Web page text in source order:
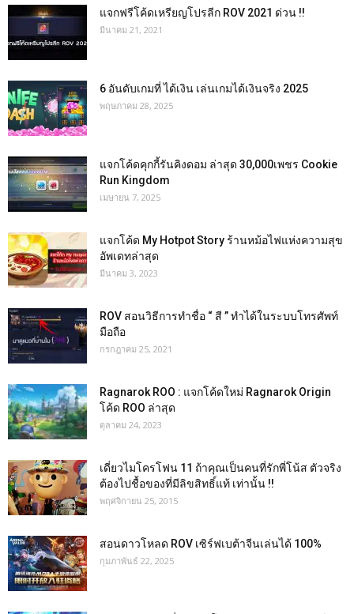
แจกฟรีโค้ดเหรียญโปรลีก ROV 2021 ด่วน !!
มีนาคม 21, 2021
6 อันดับเกมที่ ได้เงิน เล่นเกมได้เงินจริง 2025
พฤษภาคม 28, 2025
แจกโค้ดคุกกี้รันคิงดอม ล่าสุด 30,000เพชร Cookie
Run Kingdom
เมษายน 7, 2025
แจกโค้ด My Hotpot Story ร้านหม้อไฟแห่งความสุข
อัพเดทล่าสุด
มีนาคม 3, 2023
ROV สอนวิธีการทำชื่อ “ สี ” ทำได้ในระบบโทรศัพท์
มือถือ
กรกฎาคม 25, 2021
Ragnarok ROO : แจกโค้ดใหม่ Ragnarok Origin
โค้ด ROO ล่าสุด
ตุลาคม 24, 2023
เดี่ยวไมโครโฟน 11 ถ้าคุณเป็นคนที่รักพี่โน้ส ตัวจริง
ต้องไปชื้อของที่มีลิขสิทธิ์แท้ เท่านั้น !!
พฤศจิกายน 25, 2015
สอนดาวโหลด ROV เซิร์ฟเบต้าจีนเล่นได้ 100%
กุมภาพันธ์ 22, 2025